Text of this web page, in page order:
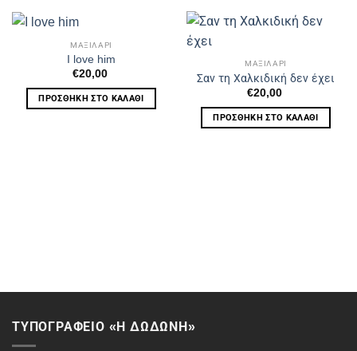
ΜΑΞΙΛΑΡΙ
I love him
€20,00
ΠΡΟΣΘΉΚΗ ΣΤΟ ΚΑΛΆΘΙ
ΜΑΞΙΛΑΡΙ
Σαν τη Χαλκιδική δεν έχει
€20,00
ΠΡΟΣΘΉΚΗ ΣΤΟ ΚΑΛΆΘΙ
ΤΥΠΟΓΡΑΦΕΙΟ «Η ΔΩΔΩΝΗ»